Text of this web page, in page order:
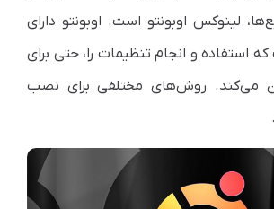
لینوکس اوبونتو است. اوبونتو دارای
استفاده و انجام تنظیمات را، حتی برای
‌می‌‌کند. روش‌های مختلفی برای نصب